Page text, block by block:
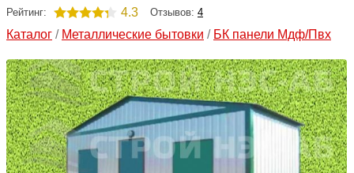
Наши работы
О компании
Контакты
Рейтинг: 4.3 Отзывов: 4
Каталог / Металлические бытовки / БК панели Мдф/Пвх